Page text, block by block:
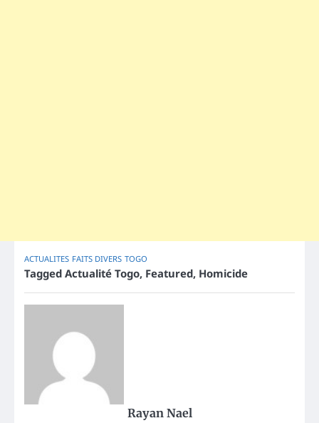
ACTUALITES FAITS DIVERS TOGO
Tagged Actualité Togo, Featured, Homicide
Rayan Nael